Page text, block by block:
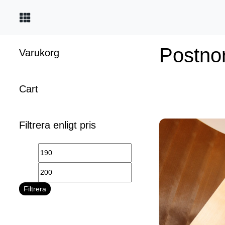
Laser plywood
Special plywood
Mahogany GRADA
Varukorg
Cart
Filtrera enligt pris
Filtrera